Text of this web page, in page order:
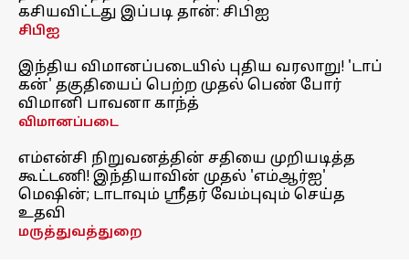
கசியவிட்டது இப்படி தான்: சிபிஐ
சிபிஐ
இந்திய விமானப்படையில் புதிய வரலாறு! 'டாப்
கன்' தகுதியைப் பெற்ற முதல் பெண் போர்
விமானி பாவனா காந்த்
விமானப்படை
எம்என்சி நிறுவனத்தின் சதியை முறியடித்த
கூட்டணி! இந்தியாவின் முதல் 'எம்ஆர்ஐ'
மெஷின்; டாடாவும் ஸ்ரீதர் வேம்புவும் செய்த
உதவி
மருத்துவத்துறை